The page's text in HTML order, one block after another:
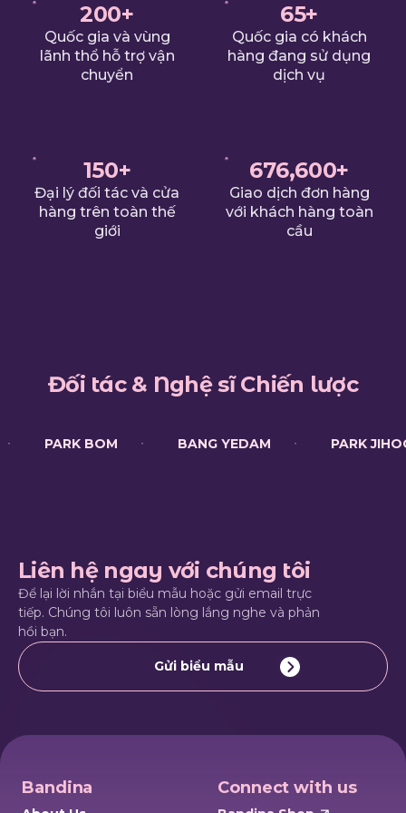
200+
Quốc gia và vùng
lãnh thổ hỗ trợ vận
chuyển
65+
Quốc gia có khách
hàng đang sử dụng
dịch vụ
150+
Đại lý đối tác và cửa
hàng trên toàn thế
giới
679,228+
Giao dịch đơn hàng
với khách hàng toàn
cầu
Đối tác & Nghệ sĩ Chiến lược
PARK BOM BANG YEDAM PARK
Liên hệ ngay với chúng tôi
Để lại lời nhắn tại biểu mẫu hoặc gửi email trực
tiếp. Chúng tôi luôn sẵn lòng lắng nghe và phản
hồi bạn.
Gửi biểu mẫu
Bandina Connect with us